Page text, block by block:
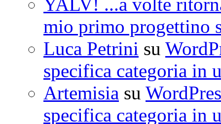
mio primo progettino
Luca Petrini su
specifica categoria in
Artemisia su
specifica categoria in